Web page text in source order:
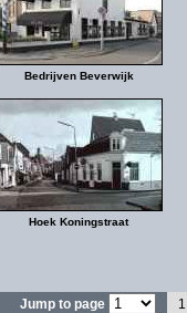
Bedrijven Beverwijk
Hoek Koningstraat
Jump to page 1